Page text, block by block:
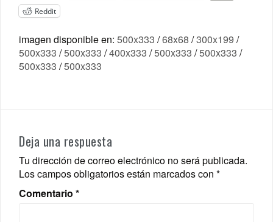
Reddit
imagen disponible en: 500x333 /68x68 /300x199 /
500x333 /500x333 /400x333 /500x333 /500x333 /
500x333 /500x333
Deja una respuesta
Tu dirección de correo electrónico no será publicada.
Los campos obligatorios están marcados con *
Comentario *